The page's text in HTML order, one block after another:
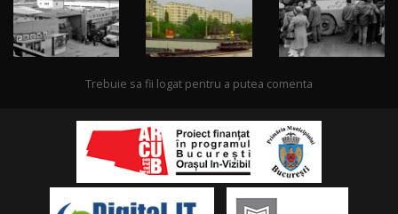
Trebuie sa fii logat pentru a putea comenta